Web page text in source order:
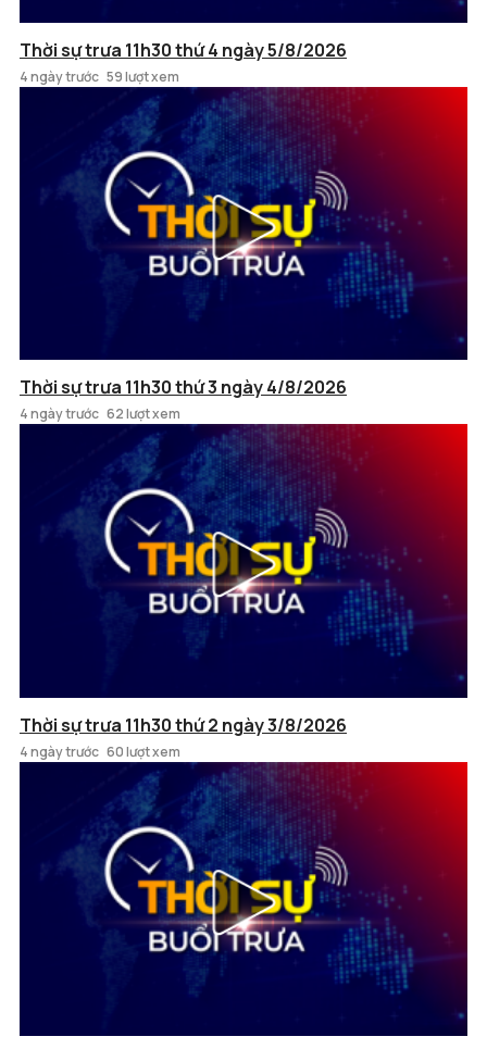
Thời sự trưa 11h30 thứ 4 ngày 5/8/2026
4 ngày trước 59 lượt xem
Thời sự trưa 11h30 thứ 3 ngày 4/8/2026
4 ngày trước 62 lượt xem
Thời sự trưa 11h30 thứ 2 ngày 3/8/2026
4 ngày trước 60 lượt xem